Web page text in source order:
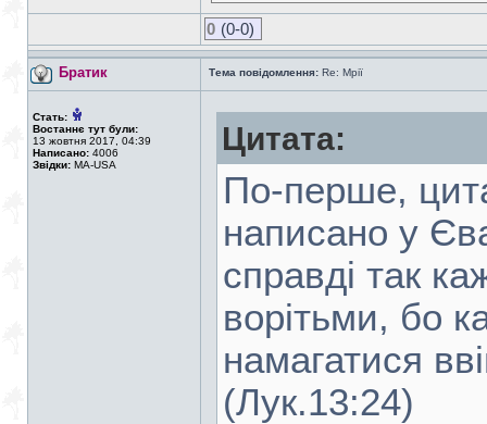
0 (0-0)
Братик Тема повідомлення: Re: Мрії
Стать:
Востаннє тут були:
13 жовтня 2017, 04:39
Написано: 4006
Звідки: MA-USA
Цитата:
По-перше,
написано у
справді так
ворітьми, бо
намагатися
(Лук.13:24)